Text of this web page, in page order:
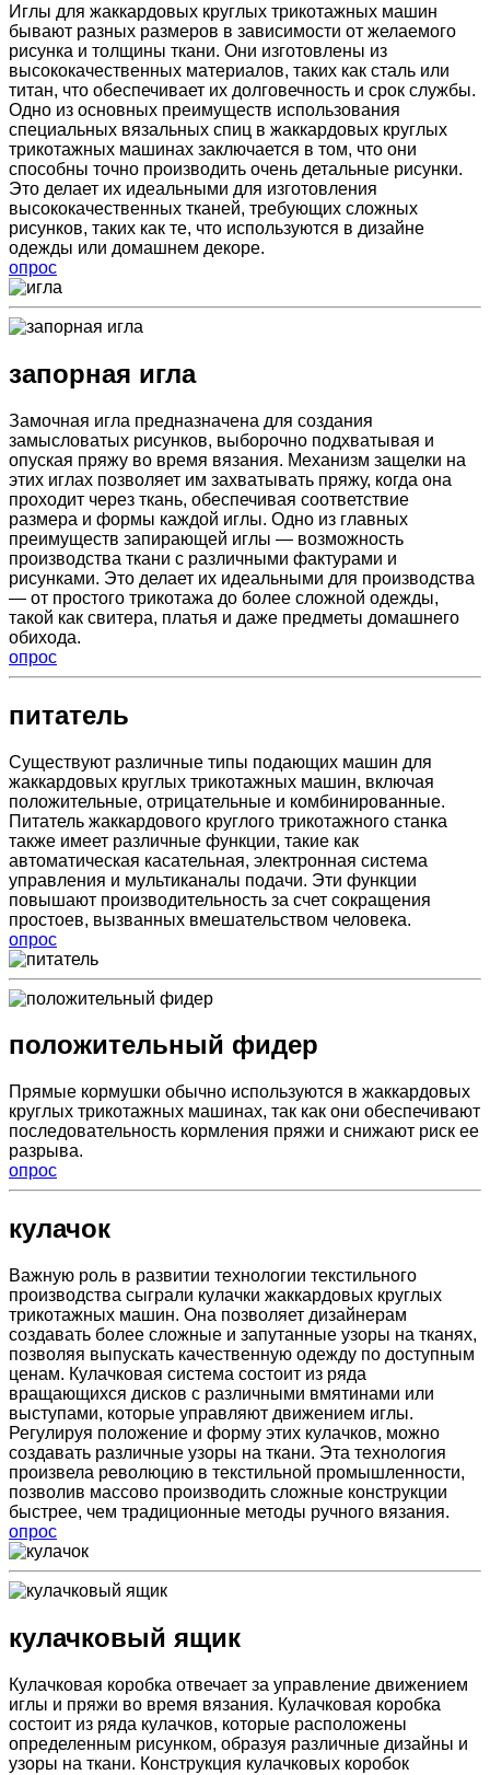
Иглы для жаккардовых круглых трикотажных машин
бывают разных размеров в зависимости от желаемого
рисунка и толщины ткани. Они изготовлены из
высококачественных материалов, таких как сталь или
титан, что обеспечивает их долговечность и срок службы.
Одно из основных преимуществ использования
специальных вязальных спиц в жаккардовых круглых
трикотажных машинах заключается в том, что они
способны точно производить очень детальные рисунки.
Это делает их идеальными для изготовления
высококачественных тканей, требующих сложных
рисунков, таких как те, что используются в дизайне
одежды или домашнем декоре.
опрос
запорная игла
Замочная игла предназначена для создания
замысловатых рисунков, выборочно подхватывая и
опуская пряжу во время вязания. Механизм защелки на
этих иглах позволяет им захватывать пряжу, когда она
проходит через ткань, обеспечивая соответствие
размера и формы каждой иглы. Одно из главных
преимуществ запирающей иглы — возможность
производства ткани с различными фактурами и
рисунками. Это делает их идеальными для производства
— от простого трикотажа до более сложной одежды,
такой как свитера, платья и даже предметы домашнего
обихода.
опрос
питатель
Существуют различные типы подающих машин для
жаккардовых круглых трикотажных машин, включая
положительные, отрицательные и комбинированные.
Питатель жаккардового круглого трикотажного станка
также имеет различные функции, такие как
автоматическая касательная, электронная система
управления и мультиканалы подачи. Эти функции
повышают производительность за счет сокращения
простоев, вызванных вмешательством человека.
опрос
положительный фидер
Прямые кормушки обычно используются в жаккардовых
круглых трикотажных машинах, так как они обеспечивают
последовательность кормления пряжи и снижают риск ее
разрыва.
опрос
кулачок
Важную роль в развитии технологии текстильного
производства сыграли кулачки жаккардовых круглых
трикотажных машин. Она позволяет дизайнерам
создавать более сложные и запутанные узоры на тканях,
позволяя выпускать качественную одежду по доступным
ценам. Кулачковая система состоит из ряда
вращающихся дисков с различными вмятинами или
выступами, которые управляют движением иглы.
Регулируя положение и форму этих кулачков, можно
создавать различные узоры на ткани. Эта технология
произвела революцию в текстильной промышленности,
позволив массово производить сложные конструкции
быстрее, чем традиционные методы ручного вязания.
опрос
кулачковый ящик
Кулачковая коробка отвечает за управление движением
иглы и пряжи во время вязания. Кулачковая коробка
состоит из ряда кулачков, которые расположены
определенным рисунком, образуя различные дизайны и
узоры на ткани. Конструкция кулачковых коробок